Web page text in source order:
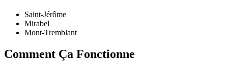
Saint-Jérôme
Mirabel
Mont-Tremblant
Comment Ça Fonctionne